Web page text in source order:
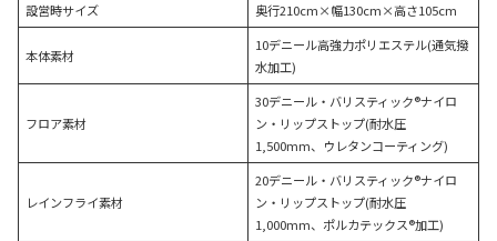
設営時サイズ 奥行210cm×幅130cm×高さ105cm
本体素材
10デニール高強力ポリエステル(通気撥
水加工)
フロア素材
30デニール・バリスティック®ナイロ
ン・リップストップ(耐水圧
1,500mm、ウレタンコーティング)
レインフライ素材
20デニール・バリスティック®ナイロ
ン・リップストップ(耐水圧
1,000mm、ポルカテックス®加工)